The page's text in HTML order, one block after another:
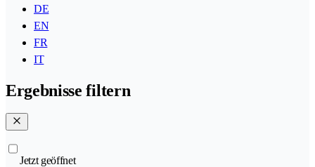
DE
EN
FR
IT
Ergebnisse filtern
Jetzt geöffnet